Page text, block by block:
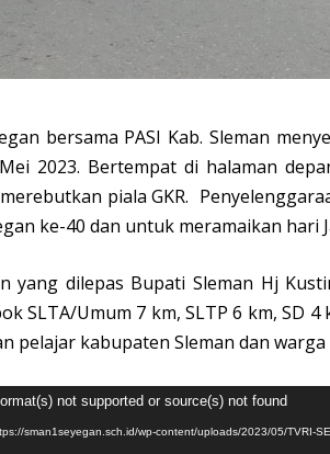
bersama PASI Kab. Sleman
2023. Bertempat di halaman
piala GKR.
ke-40 dan untuk meramaikan hari
yang dilepas Bupati Sleman Hj
SLTA/Umum 7 km, SLTP 6 km, SD
pelajar kabupaten Sleman dan warga
not supported or source(s) not found
sman1seyegan.sch.id/wp-content/uploads/2023/05/TVRI-